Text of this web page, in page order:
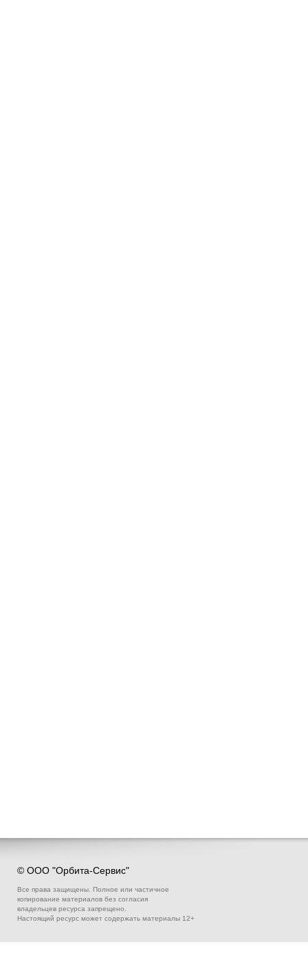
© ООО "Орбита-Сервис"
Все права защищены. Полное или частичное
копирование материалов без согласия
владельцев ресурса запрещено.
Настоящий ресурс может содержать материалы 12+